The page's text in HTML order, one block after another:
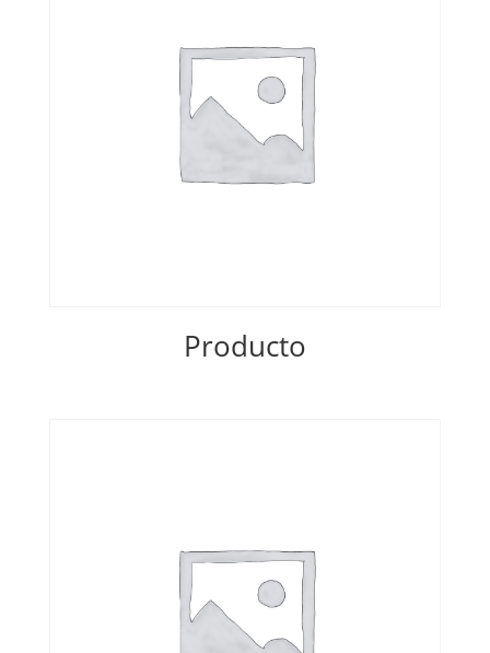
Producto